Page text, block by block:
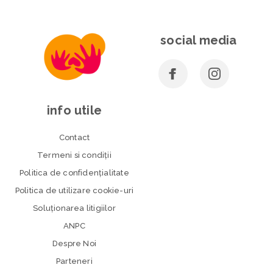
social media
info utile
Contact
Termeni si condiţii
Politica de confidenţialitate
Politica de utilizare cookie-uri
Soluționarea litigiilor
ANPC
Despre Noi
Parteneri